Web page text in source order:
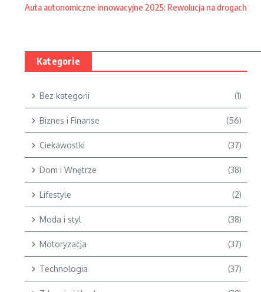
Auta autonomiczne innowacyjne 2025: Rewolucja na drogach
Kategorie
Bez kategorii (1)
Biznes i Finanse (56)
Ciekawostki (37)
Dom i Wnętrze (38)
Lifestyle (2)
Moda i styl (38)
Motoryzacja (37)
Technologia (37)